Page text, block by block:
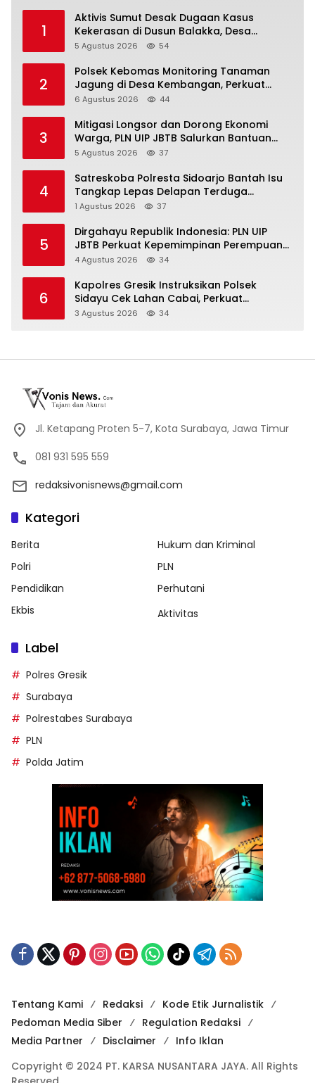
1
Aktivis Sumut Desak Dugaan Kasus
Kekerasan di Dusun Balakka, Desa
Gunung Malintang Diusut Tuntas
5 Agustus 2026 54
2
Polsek Kebomas Monitoring Tanaman
Jagung di Desa Kembangan, Perkuat
Dukungan Ketahanan Pangan Nasional
6 Agustus 2026 44
3
Mitigasi Longsor dan Dorong Ekonomi
Warga, PLN UIP JBTB Salurkan Bantuan
Konservasi 4.000 Pohon Aren Genjah Asal
5 Agustus 2026 37
4
Satreskoba Polresta Sidoarjo Bantah Isu
Tangkap Lepas Delapan Terduga
Penyalahgunaan Narkoba di Porong
1 Agustus 2026 37
5
Dirgahayu Republik Indonesia: PLN UIP
JBTB Perkuat Kepemimpinan Perempuan
melalui Srikandi Movement 2026
4 Agustus 2026 34
6
Kapolres Gresik Instruksikan Polsek
Sidayu Cek Lahan Cabai, Perkuat
Ketahanan Pangan dan Stabilitas Harga
3 Agustus 2026 34
Jl. Ketapang Proten 5-7, Kota Surabaya, Jawa Timur
081 931 595 559
redaksivonisnews@gmail.com
Kategori
Berita
Hukum dan Kriminal
Polri
PLN
Pendidikan
Perhutani
Ekbis
Aktivitas
Label
Polres Gresik
Surabaya
Polrestabes Surabaya
PLN
Polda Jatim
Tentang Kami Redaksi
Kode Etik Jurnalistik
Pedoman Media Siber
Regulation Redaksi
Media Partner
Disclaimer
Info Iklan
Copyright © 2024 PT. KARSA NUSANTARA JAYA. All Rights